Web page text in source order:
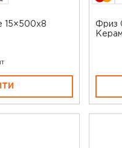
15×500x8
Фриз